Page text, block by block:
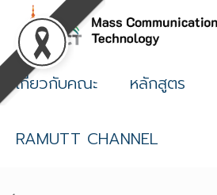
เกี่ยวกับคณะ หลักสูตร
RAMUTT CHANNEL